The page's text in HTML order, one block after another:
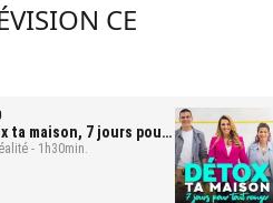
CE
ta maison, 7 jours pour
- Mona et Bastien
- 1h30min.